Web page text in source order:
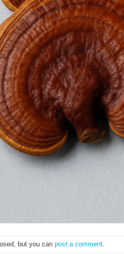
but you can post a comment